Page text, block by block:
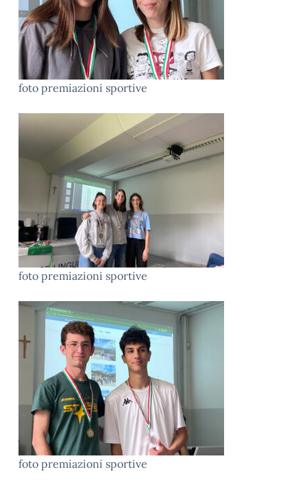
foto premiazioni sportive
foto premiazioni sportive
foto premiazioni sportive